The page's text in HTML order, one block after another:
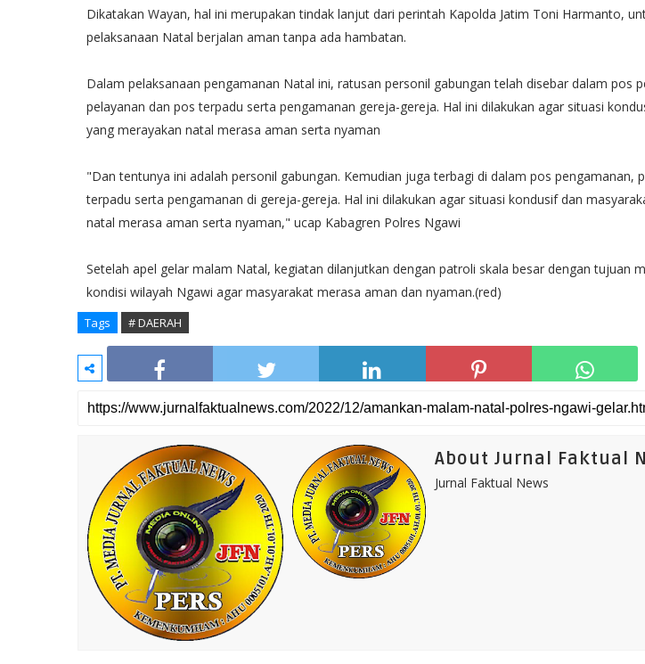
Dikatakan Wayan, hal ini merupakan tindak lanjut dari perintah Kapolda Jatim Toni Harmanto,
pelaksanaan Natal berjalan aman tanpa ada hambatan.
Dalam pelaksanaan pengamanan Natal ini, ratusan personil gabungan telah disebar dalam pos
pelayanan dan pos terpadu serta pengamanan gereja-gereja. Hal ini dilakukan agar situasi
yang merayakan natal merasa aman serta nyaman
"Dan tentunya ini adalah personil gabungan. Kemudian juga terbagi di dalam pos pengamanan,
terpadu serta pengamanan di gereja-gereja. Hal ini dilakukan agar situasi kondusif dan
natal merasa aman serta nyaman," ucap Kabagren Polres Ngawi
Setelah apel gelar malam Natal, kegiatan dilanjutkan dengan patroli skala besar dengan tujuan
kondisi wilayah Ngawi agar masyarakat merasa aman dan nyaman.(red)
Tags # DAERAH
About Jurnal Faktual
Jurnal Faktual News